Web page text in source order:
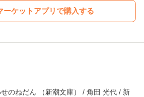
ーケットアプリで購入する
のねだん （新潮文庫） / 角田 光代 / 新